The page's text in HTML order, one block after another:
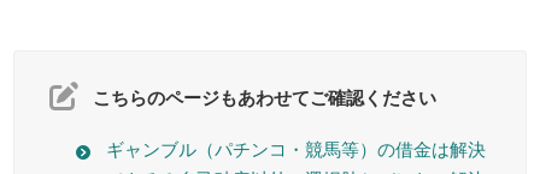
こちらのページもあわせてご確認ください
ギャンブル（パチンコ・競馬等）の借金は解決